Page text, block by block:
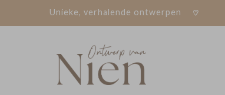
Unieke, verhalende ontwerpen